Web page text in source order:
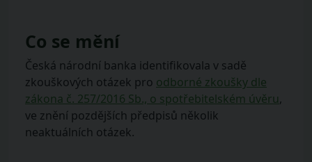
Co se mění
Česká národní banka identifikovala v sadě
zkouškových otázek pro odborné zkoušky dle
zákona č. 257/2016 Sb., o spotřebitelském úvěru,
ve znění pozdějších předpisů několik
neaktuálních otázek.